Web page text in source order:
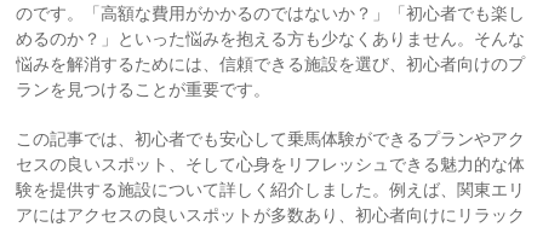
のです。「高額な費用がかかるのではないか？」「初心者でも楽し
めるのか？」といった悩みを抱える方も少なくありません。そんな
悩みを解消するためには、信頼できる施設を選び、初心者向けのプ
ランを見つけることが重要です。
この記事では、初心者でも安心して乗馬体験ができるプランやアク
セスの良いスポット、そして心身をリフレッシュできる魅力的な体
験を提供する施設について詳しく紹介しました。例えば、関東エリ
アにはアクセスの良いスポットが多数あり、初心者向けにリラック